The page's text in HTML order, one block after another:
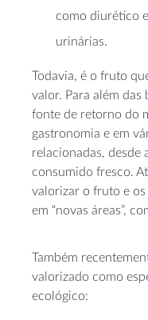
como diurético
urinárias.
Todavia, é o fruto
valor. Para além das
fonte de retorno do
gastronomia e em
relacionadas, desde
consumido fresco.
valorizar o fruto e
em “novas áreas”,
Também
valorizado como
ecológico: